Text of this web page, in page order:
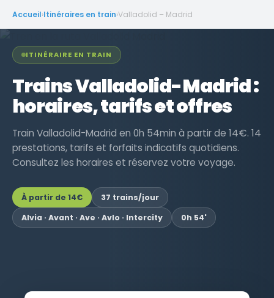
Accueil›Itinéraires en train›Valladolid – Madrid
ITINÉRAIRE EN TRAIN
Trains Valladolid-Madrid :
horaires, tarifs et offres
Train Valladolid-Madrid en 0h 54min à partir de 14€. 14
prestations, tarifs et forfaits indicatifs quotidiens.
Consultez les horaires et réservez votre voyage.
À partir de 14€
37 trains/jour
Alvia · Avant · Ave · Avlo · Intercity
0h 54'